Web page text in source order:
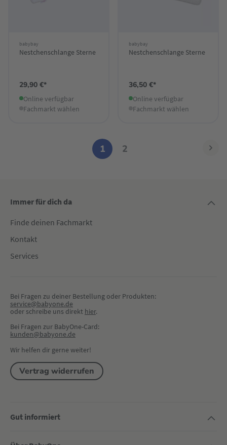
babybay
Nestchenschlange Sterne
29,90 €*
Online verfügbar
Fachmarkt wählen
babybay
Nestchenschlange Sterne
36,50 €*
Online verfügbar
Fachmarkt wählen
1 2
Immer für dich da
Finde deinen Fachmarkt
Kontakt
Services
Bei Fragen zu deiner Bestellung oder Produkten:
service@babyone.de
oder schreibe uns direkt hier.
Bei Fragen zur BabyOne-Card:
kunden@babyone.de
Wir helfen dir gerne weiter!
Vertrag widerrufen
Gut informiert